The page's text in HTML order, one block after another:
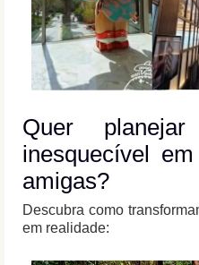
Quer
inesquecível
amigas?
Descubra como
em realidade: